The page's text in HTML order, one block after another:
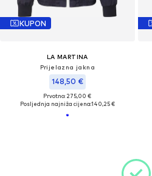
KUPON
LA MARTINA
Prijelazna jakna
148,50 €
Prvotno: 275,00 €
Posljednja najniža cijena:140,25 €